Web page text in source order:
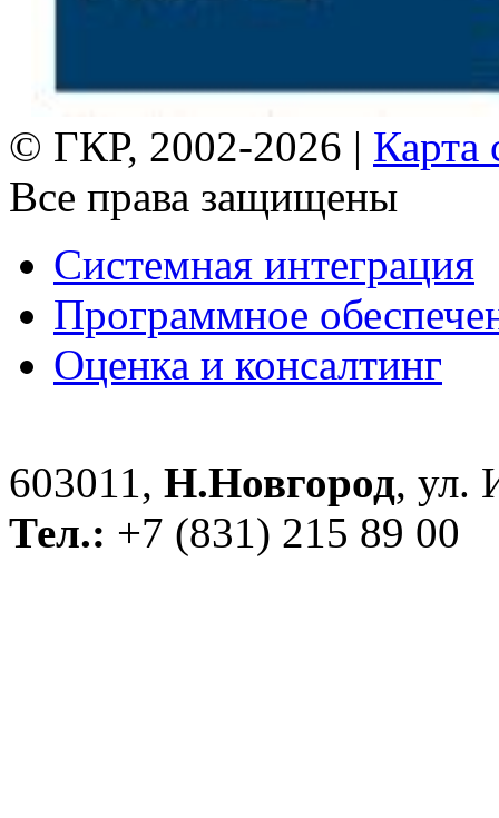
© ГКР, 2002-2026 | Карта
Все права защищены
Системная интеграция
Программное
Оценка и консалтинг
603011, Н.Новгород, ул.
Тел.: +7 (831) 215 89 00